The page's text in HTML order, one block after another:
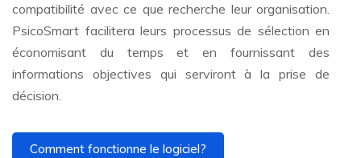
compatibilité avec ce que recherche leur organisation.
PsicoSmart facilitera leurs processus de sélection en
économisant du temps et en fournissant des
informations objectives qui serviront à la prise de
décision.
Comment fonctionne le logiciel?